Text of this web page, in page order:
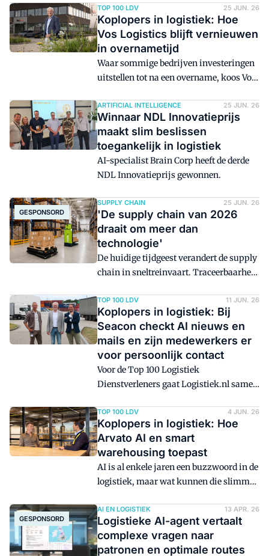
kracht bij platforms die gebouwd zijn
voor integratie, data en schaal. Maar
betekent dit het einde van SaaS? Of juist
een herwaardering van enterprise
software? Eén vraag staat centraal: wat
betekent agentische AI voor de toekomst
TOP 100 LDV 25 JUN. 26
Koplopers in logistiek: Hoe
Vos Logistics blijft vernieuwen
in overnametijd
Waar sommige bedrijven investeringen
uitstellen tot na een overname, koos Vos
Frank Verhoeven vertelt aan Marc Engel,
jurylid van Top 100 Logistiek
Dienstverleners, waarom stilzitten geen
optie is in een sector waarin AI, data en
digitalisering steeds bepalender worden.
ARTIFICIAL INTELLIGENCE 25 JUN. 26
Winnaar NDL Innovatieprijs
maakt slim beslissen
toegankelijk in logistiek
AI-specialist Brain Corp heeft de derde
NDL Innovatieprijs gewonnen.
GESPONSORD
SUPPLY CHAIN 25 JUN. 26
'De supply chain van 2026
draait om meer dan
technologie'
De huidige tijdgeest verandert de supply
chain in sneltreinvaart. Traceerbaarheid
zichtbaarheid doet een stap verder anno
2026. 'Bedrijven willen niet alleen weten
waar hun voorraad zich bevindt, maar
ook wat de status is van elk afzonderlijk
product of asset.'
TOP 100 LDV 11 JUN. 26
Koplopers in logistiek: Bij
Seacon checkt AI nieuws en
mails en zijn medewerkers er
voor persoonlijk contact
Voor de Top 100 Logistiek
Dienstverleners gaat Logistiek.nl samen
dienstverleners die opvallen binnen
specifieke innovatiethema's. Jurylid
Carlo Peters van Buck Consultants
International bezocht Seacon Logistics
in Venlo.
TOP 100 LDV 4 JUN. 26
Koplopers in logistiek: Hoe
Arvato AI en smart
warehousing toepast
AI is al enkele jaren een buzzwoord in de
logistiek, maar wat kunnen die slimme
betekenen voor de sector? Willem
Mulderij van UC Group, tevens jurylid
voor de Top 100 Logistiek
Dienstverleners, gaat met Martijn
GESPONSORD
AI EN LOGISTIEK 13 APR. 26
Logistieke AI-agent vertaalt
complexe vragen naar
patronen en optimale routes